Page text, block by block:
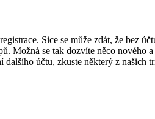
Sice se může zdát, že bez
Možná se tak dozvíte něco
účtu, zkuste některý z našich